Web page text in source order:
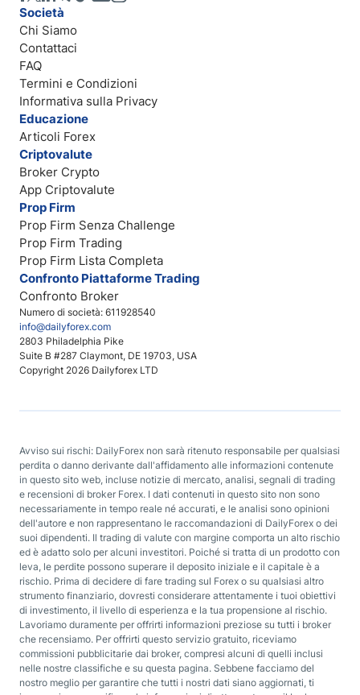
Numero di società: 611928540
info@dailyforex.com
2803 Philadelphia Pike
Suite B #287 Claymont, DE 19703, USA
Copyright 2026 Dailyforex LTD
Società
Chi Siamo
Contattaci
FAQ
Termini e Condizioni
Informativa sulla Privacy
Educazione
Articoli Forex
Criptovalute
Broker Crypto
App Criptovalute
Prop Firm
Prop Firm Senza Challenge
Prop Firm Trading
Prop Firm Lista Completa
Confronto Piattaforme Trading
Confronto Broker
Avviso sui rischi: DailyForex non sarà ritenuto responsabile per qualsiasi
perdita o danno derivante dall'affidamento alle informazioni contenute
in questo sito web, incluse notizie di mercato, analisi, segnali di trading
e recensioni di broker Forex. I dati contenuti in questo sito non sono
necessariamente in tempo reale né accurati, e le analisi sono opinioni
dell'autore e non rappresentano le raccomandazioni di DailyForex o dei
suoi dipendenti. Il trading di valute con margine comporta un alto rischio
ed è adatto solo per alcuni investitori. Poiché si tratta di un prodotto con
leva, le perdite possono superare il deposito iniziale e il capitale è a
rischio. Prima di decidere di fare trading sul Forex o su qualsiasi altro
strumento finanziario, dovresti considerare attentamente i tuoi obiettivi
di investimento, il livello di esperienza e la tua propensione al rischio.
Lavoriamo duramente per offrirti informazioni preziose su tutti i broker
che recensiamo. Per offrirti questo servizio gratuito, riceviamo
commissioni pubblicitarie dai broker, compresi alcuni di quelli inclusi
nelle nostre classifiche e su questa pagina. Sebbene facciamo del
nostro meglio per garantire che tutti i nostri dati siano aggiornati, ti